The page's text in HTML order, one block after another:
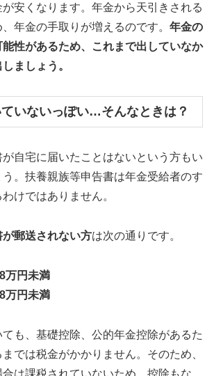
安くなります。年金から天引きされる
年金の手取りが増えるのです。 年金の
性があるため、これまで出していなか
ましょう。
いないっぽい…そんなときは？
自宅に届いたことはないという方もい
。扶養親族等申告書は年金受給者のす
けではありません。
郵送されない方は次の通りです。
万円未満
万円未満
も、基礎控除、公的年金控除があるた
では税金がかかりません。そのため、
合は課税されていないため、控除もな